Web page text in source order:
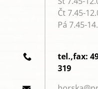
Čt 7.45-
Pá 7.45-
tel.,fax:
319